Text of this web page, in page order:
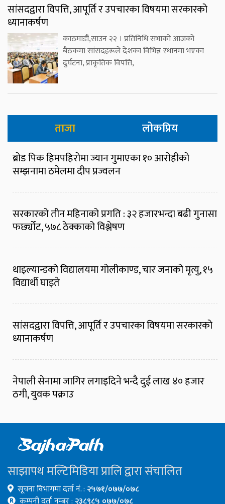
सांसदद्वारा विपत्ति, आपूर्ति र उपचारका विषयमा सरकारको
ध्यानाकर्षण
काठमाडौं,साउन २२ । प्रतिनिधि सभाको आजको
बैठकमा सांसदहरूले देशका विभिन्न स्थानमा भएका
दुर्घटना, प्राकृतिक विपत्ति,
ताजा लोकप्रिय
ब्रोड पिक हिमपहिरोमा ज्यान गुमाएका १० आरोहीको
सम्झनामा ठमेलमा दीप प्रज्वलन
सरकारको तीन महिनाको प्रगति : ३२ हजारभन्दा बढी गुनासा
फर्छ्योट, ५७८ ठेक्काको विश्लेषण
थाइल्यान्डको विद्यालयमा गोलीकाण्ड, चार जनाको मृत्यु, १५
विद्यार्थी घाइते
सांसदद्वारा विपत्ति, आपूर्ति र उपचारका विषयमा सरकारको
ध्यानाकर्षण
नेपाली सेनामा जागिर लगाइदिने भन्दै दुई लाख ४० हजार
ठगी, युवक पक्राउ
साझापथ मल्टिमिडिया प्रालि द्वारा संचालित
सूचना विभागमा दर्ता नं. : २५७१/०७७/०७८
कम्पनी दर्ता नम्बर : २३८९८५ ०७७/०७८